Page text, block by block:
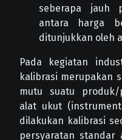
seberapa jauh
antara harga
ditunjukkan oleh
Pada kegiatan
kalibrasi merupakan
mutu suatu produk/
alat ukut
dilakukan kalibrasi
persyaratan standar